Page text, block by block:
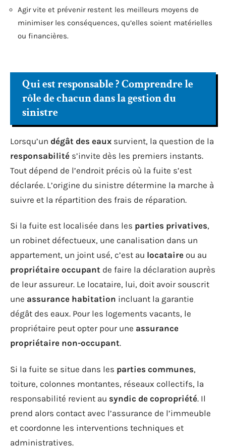
Agir vite et prévenir restent les meilleurs moyens de
minimiser les conséquences, qu’elles soient matérielles
ou financières.
Qui est responsable ? Comprendre le
rôle de chacun dans la gestion du
sinistre
Lorsqu’un dégât des eaux survient, la question de la
responsabilité s’invite dès les premiers instants.
Tout dépend de l’endroit précis où la fuite s’est
déclarée. L’origine du sinistre détermine la marche à
suivre et la répartition des frais de réparation.
Si la fuite est localisée dans les parties privatives,
un robinet défectueux, une canalisation dans un
appartement, un joint usé, c’est au locataire ou au
propriétaire occupant de faire la déclaration auprès
de leur assureur. Le locataire, lui, doit avoir souscrit
une assurance habitation incluant la garantie
dégât des eaux. Pour les logements vacants, le
propriétaire peut opter pour une assurance
propriétaire non-occupant.
Si la fuite se situe dans les parties communes,
toiture, colonnes montantes, réseaux collectifs, la
responsabilité revient au syndic de copropriété. Il
prend alors contact avec l’assurance de l’immeuble
et coordonne les interventions techniques et
administratives.